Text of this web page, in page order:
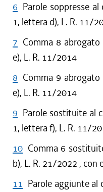
6 Parole soppresse
1, lettera d), L. R. 11/
7 Comma 8
e), L. R. 11/2014
8 Comma 9
e), L. R. 11/2014
9 Parole sostituite al
1, lettera f), L. R. 11/
10 Comma 6
b), L. R. 21/2022 ,
11 Parole aggiunte al